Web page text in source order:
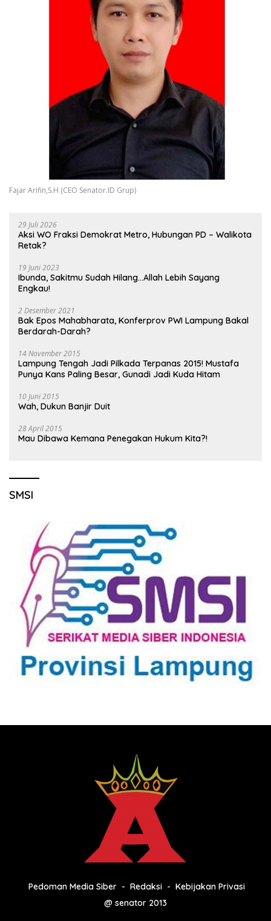
Fajar Arifin,S.H (CEO Senator.ID Grup)
29 Juli 2026
Aksi WO Fraksi Demokrat Metro, Hubungan PD – Walikota
Retak?
19 Juni 2023
Ibunda, Sakitmu Sudah Hilang…Allah Lebih Sayang
Engkau!
2 Desember 2021
Bak Epos Mahabharata, Konferprov PWI Lampung Bakal
Berdarah-Darah?
14 November 2015
Lampung Tengah Jadi Pilkada Terpanas 2015! Mustafa
Punya Kans Paling Besar, Gunadi Jadi Kuda Hitam
10 Juni 2015
Wah, Dukun Banjir Duit
28 April 2015
Mau Dibawa Kemana Penegakan Hukum Kita?!
SMSI
Pedoman Media Siber Redaksi
Kebijakan Privasi
@ senator 2013